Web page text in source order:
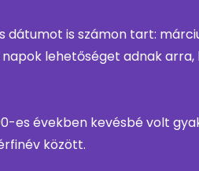
is számon tart:
lehetőséget adnak arra,
es években kevésbé volt
között.